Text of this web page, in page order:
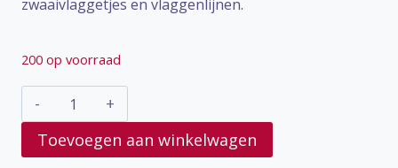
zwaaivlaggetjes en vlaggenlijnen.
200 op voorraad
Engelse
vlag
aantal
Toevoegen aan winkelwagen